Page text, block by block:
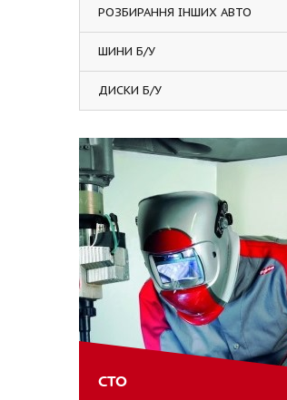
РОЗБИРАННЯ ІНШИХ АВТО
ШИНИ Б/У
ДИСКИ Б/У
СТО